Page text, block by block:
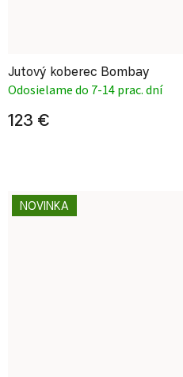
Jutový koberec Bombay
Odosielame do 7-14 prac. dní
123 €
NOVINKA